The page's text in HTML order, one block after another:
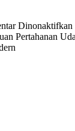
Dinonaktifkan
Pertahanan